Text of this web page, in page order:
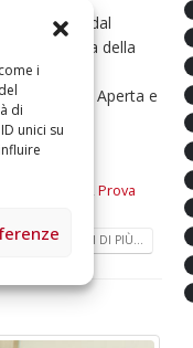
i
di
unici su
e dal
Filarmonica della
2 marzo
Prova Aperta e
,Prova
LEGGI DI PIÙ...